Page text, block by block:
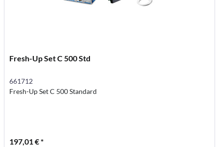
Fresh-Up Set C 500 Std
661712
Fresh-Up Set C 500 Standard
197,01 € *